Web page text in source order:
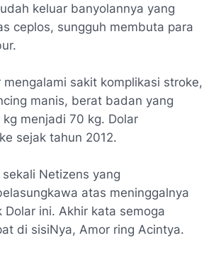
keluar banyolannya yang
ceplos, sungguh membuta para
mengalami sakit komplikasi stroke,
manis, berat badan yang
menjadi 70 kg. Dolar
sejak tahun 2012.
Netizens yang
atas meninggalnya
Dolar ini. Akhir kata semoga
di sisiNya, Amor ring Acintya.